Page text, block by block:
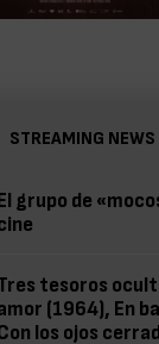
STREAMING NEWS
El grupo de
tesoros
(1964), En
los ojos